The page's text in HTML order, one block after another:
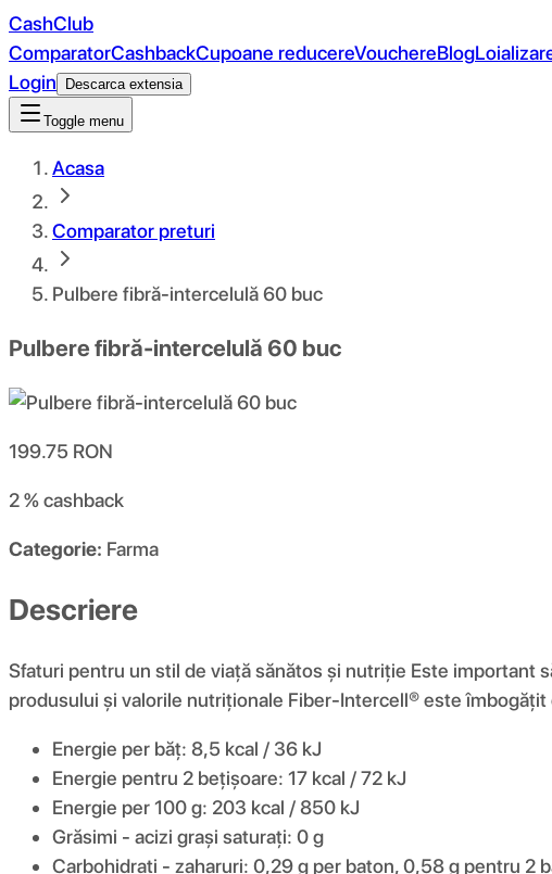
CashClub
ComparatorCashbackCupoane reducereVouchereBlog
Login
Descarca extensia
Toggle menu
Acasa
Comparator preturi
Pulbere fibră-intercelulă 60 buc
Pulbere fibră-intercelulă 60 buc
199.75 RON
2 %cashback
Categorie: Farma
Descriere
Sfaturi pentru un stil de viață sănătos și nutriție Este important
produsului și valorile nutriționale Fiber-Intercell® este
Energie per băț: 8,5 kcal / 36 kJ
Energie pentru 2 bețișoare: 17 kcal / 72 kJ
Energie per 100 g: 203 kcal / 850 kJ
Grăsimi - acizi grași saturați: 0 g
Carbohidrați - zaharuri: 0,29 g per baton, 0,58 g pentru 2